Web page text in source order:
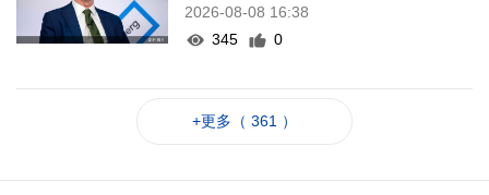
2026-08-08 16:38
345
0
+更多（ 361 ）